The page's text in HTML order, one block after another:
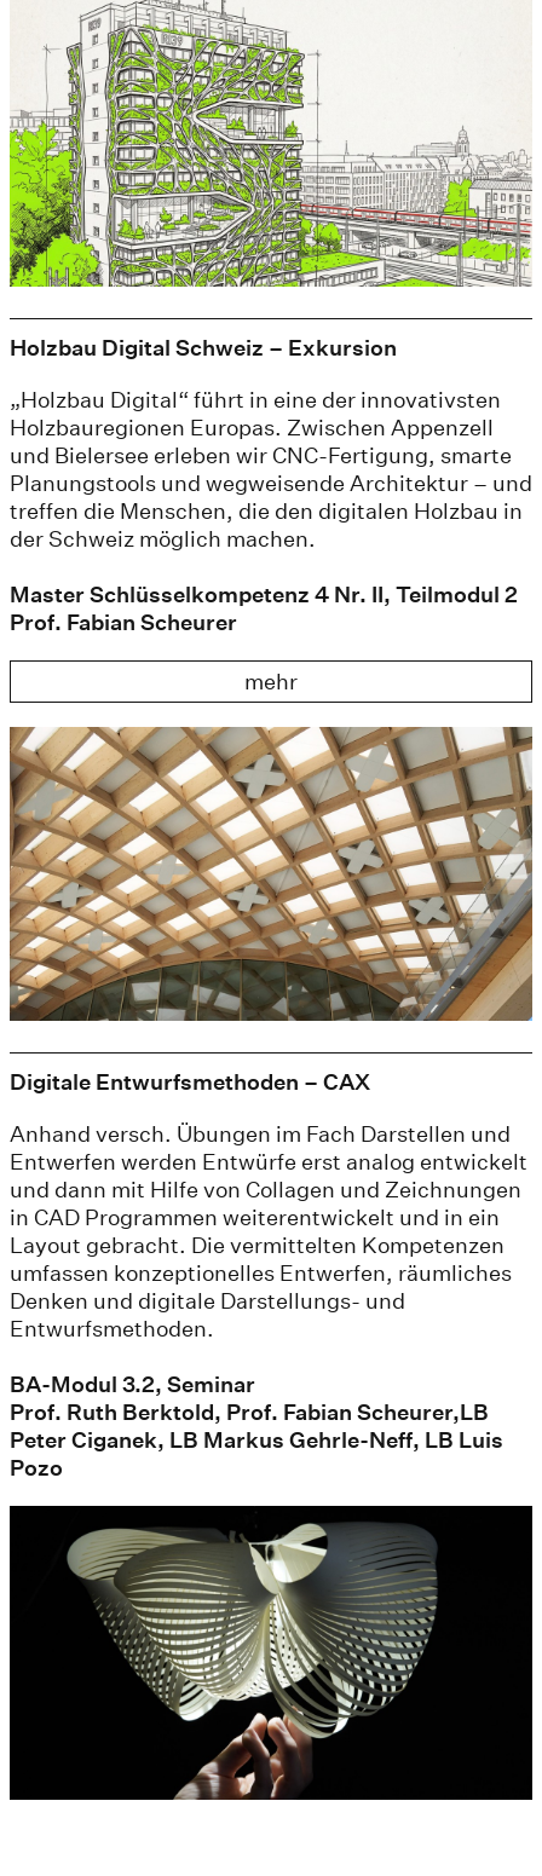
Holzbau Digital Schweiz – Exkursion
„Holzbau Digital“ führt in eine der innovativsten
Holzbauregionen Europas. Zwischen Appenzell
und Bielersee erleben wir CNC-Fertigung, smarte
Planungstools und wegweisende Architektur – und
treffen die Menschen, die den digitalen Holzbau in
der Schweiz möglich machen.
Master Schlüsselkompetenz 4 Nr. II, Teilmodul 2
Prof. Fabian Scheurer
mehr
Digitale Entwurfsmethoden – CAX
Anhand versch. Übungen im Fach Darstellen und
Entwerfen werden Entwürfe erst analog entwickelt
und dann mit Hilfe von Collagen und Zeichnungen
in CAD Programmen weiterentwickelt und in ein
Layout gebracht. Die vermittelten Kompetenzen
umfassen konzeptionelles Entwerfen, räumliches
Denken und digitale Darstellungs- und
Entwurfsmethoden.
BA-Modul 3.2, Seminar
Prof. Ruth Berktold, Prof. Fabian Scheurer,LB
Peter Ciganek, LB Markus Gehrle-Neff, LB Luis
Pozo